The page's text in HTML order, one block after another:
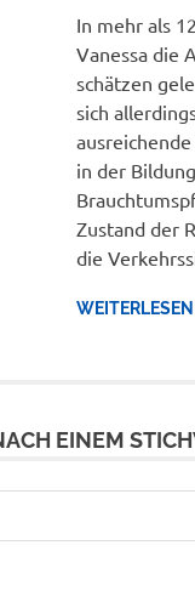
In mehr als
Vanessa die
schätzen
sich
in der
Zustand der
die
WEITERLESEN
EINEM